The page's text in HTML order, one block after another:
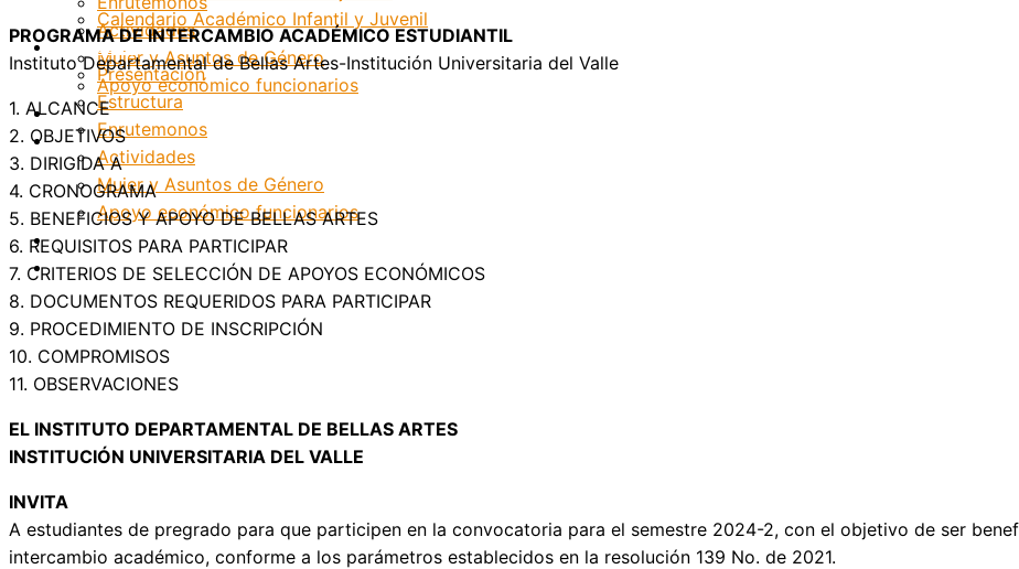
Actividades
Mujer y Asuntos de Género
Apoyo económico funcionarios
Internacionalización
Patrimonio
Calendario Académico Infantil y Juvenil
Bienestar
Presentación
Estructura
Enrutemonos
Actividades
Mujer y Asuntos de Género
Apoyo económico funcionarios
Internacionalización
Patrimonio
PROGRAMA DE INTERCAMBIO ACADÉMICO ESTUDIANTIL
Instituto Departamental de Bellas Artes-Institución Universitaria del Valle
1. ALCANCE
2. OBJETIVOS
3. DIRIGIDA A
4. CRONOGRAMA
5. BENEFICIOS Y APOYO DE BELLAS ARTES
6. REQUISITOS PARA PARTICIPAR
7. CRITERIOS DE SELECCIÓN DE APOYOS ECONÓMICOS
8. DOCUMENTOS REQUERIDOS PARA PARTICIPAR
9. PROCEDIMIENTO DE INSCRIPCIÓN
10. COMPROMISOS
11. OBSERVACIONES
EL INSTITUTO DEPARTAMENTAL DE BELLAS ARTES
INSTITUCIÓN UNIVERSITARIA DEL VALLE
INVITA
A estudiantes de pregrado para que participen en la convocatoria para el semestre 2024-2, con el objetivo de ser
intercambio académico, conforme a los parámetros establecidos en la resolución 139 No. de 2021.